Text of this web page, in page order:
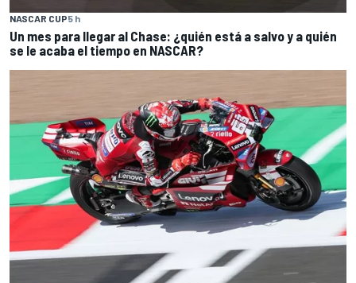
NASCAR CUP5 h
Un mes para llegar al Chase: ¿quién está a salvo y a quién
se le acaba el tiempo en NASCAR?